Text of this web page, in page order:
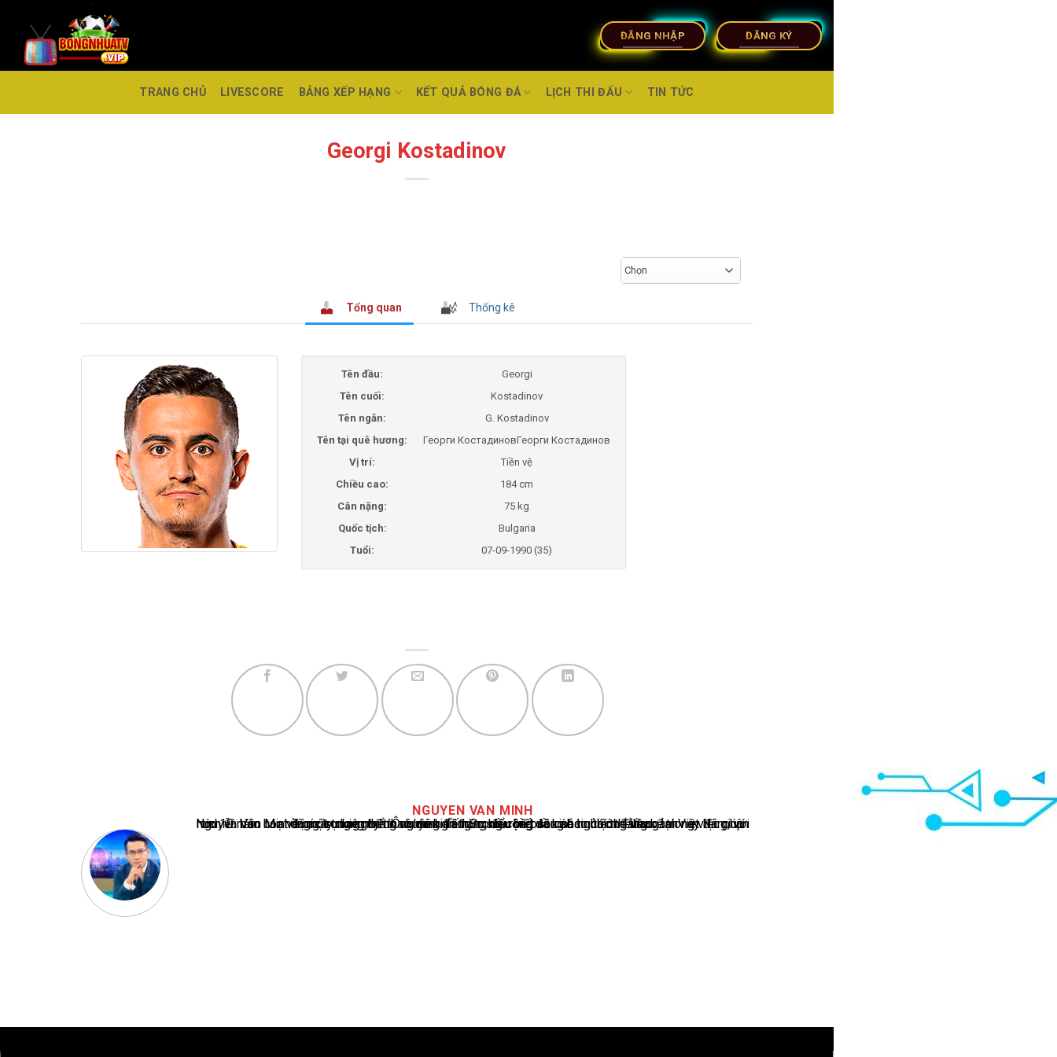
ĐĂNG NHẬP ĐĂNG KÝ
TRANG CHỦ LIVESCORE BẢNG XẾP HẠNG KẾT QUẢ BÓNG ĐÁ LỊCH THI ĐẤU TIN TỨC
Georgi Kostadinov
Chọn
Tổng quan Thống kê
Tên đầu:
Georgi
Tên cuối:
Kostadinov
Tên ngắn:
G. Kostadinov
Tên tại quê hương:
Георги КостадиновГеорги Костадинов
Vị trí:
Tiền vệ
Chiều cao:
184 cm
Cân nặng:
75 kg
Quốc tịch:
Bulgaria
Tuổi:
07-09-1990 (35)
NGUYEN VAN MINH
Nguyễn Văn Minh là một trong những chuyên gia hàng đầu về báo cáo tin tức thể thao tại Việt Nam, với hơn 10 năm hoạt động trong ngành. Ông có kiến thức sâu rộng và kinh nghiệm đáng kể trong việc phân tích và báo cáo về các sự kiện thể thao hàng đầu. Sự hiểu biết sâu sắc của ông về ngành này đã giúp ông xây dựng uy tín và danh tiếng trong cộng đồng báo chí thể thao.